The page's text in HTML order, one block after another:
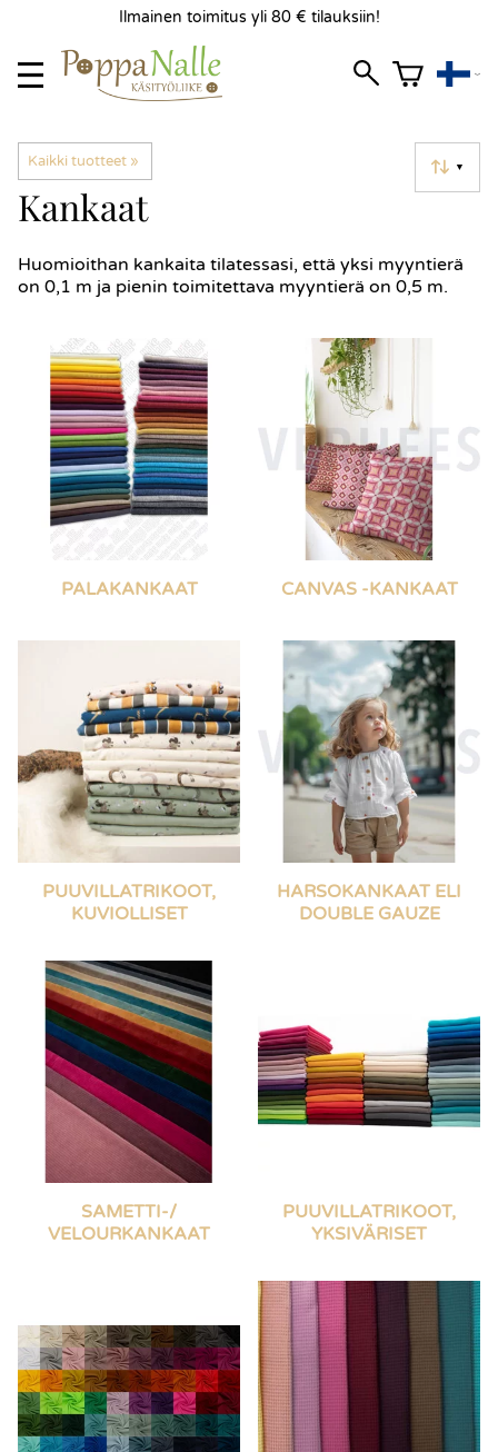
Ilmainen toimitus yli 80 € tilauksiin!
Kaikki tuotteet ‪» ▼
Kankaat
Huomioithan kankaita tilatessasi, että yksi myyntierä
on 0,1 m ja pienin toimitettava myyntierä on 0,5 m.
PALAKANKAAT CANVAS -KANKAAT
PUUVILLATRIKOOT,
KUVIOLLISET
HARSOKANKAAT ELI
DOUBLE GAUZE
SAMETTI-/
VELOURKANKAAT
PUUVILLATRIKOOT,
YKSIVÄRISET